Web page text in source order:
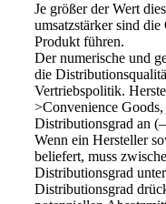
Je größer der Wert
umsatzstärker sind die
Produkt führen.
Der numerische und
die
Vertriebspolitik.
>Convenience
Distributionsgrad an
Wenn ein Hersteller
beliefert, muss
Distributionsgrad
Distributionsgrad